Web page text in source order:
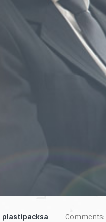
plastipacksa Comments: